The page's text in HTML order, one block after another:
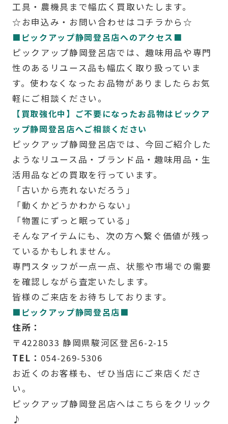
工具・農機具まで幅広く買取いたします。
☆お申込み・お問い合わせはコチラから☆
■ピックアップ静岡登呂店へのアクセス■
ピックアップ静岡登呂店では、趣味用品や専門
性のあるリユース品も幅広く取り扱っていま
す。使わなくなったお品物がありましたらお気
軽にご相談ください。
【買取強化中】ご不要になったお品物はピックア
ップ静岡登呂店へご相談ください
ピックアップ静岡登呂店では、今回ご紹介した
ようなリユース品・ブランド品・趣味用品・生
活用品などの買取を行っています。
「古いから売れないだろう」
「動くかどうかわからない」
「物置にずっと眠っている」
そんなアイテムにも、次の方へ繋ぐ価値が残っ
ているかもしれません。
専門スタッフが一点一点、状態や市場での需要
を確認しながら査定いたします。
皆様のご来店をお待ちしております。
■ピックアップ静岡登呂店■
住所：
〒4228033 静岡県駿河区登呂6-2-15
TEL： 054-269-5306
お近くのお客様も、ぜひ当店にご来店くださ
い。
ピックアップ静岡登呂店へはこちらをクリック
♪